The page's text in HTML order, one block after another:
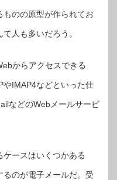
のの原型が作られてお
人も多いだろう。
からアクセスできる
やIMAP4などといった仕
などのWebメールサービ
ースはいくつかある
のが電子メールだ。受